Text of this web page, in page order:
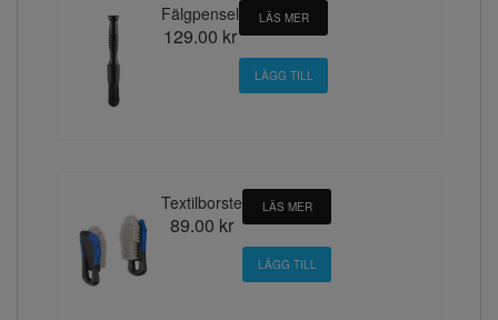
Fälgpensel
129.00 kr
LÄS MER
Textilborste
89.00 kr
LÄS MER